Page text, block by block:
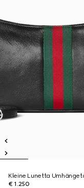
Kleine Lunetta
€ 1.250